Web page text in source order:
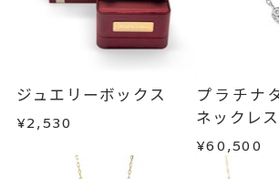
ダイヤモンドネック
K10YGネックレス
ハートネックレス
ご注文いただいてから在庫状況
・在庫のご用意ができる場合： 約
内を目安に発送いたします。
・受注生産となる場合： 商品ペー
返品・交換
以下の場合、商品の返
は承りかねます。
・一度ご使用になった商品
・受注生産の商品
・お客さまのお手元で傷や汚れが
・到着後ご連絡無く7日以上経過し
・刻印をお入れした商品
ジュエリーボックス
¥2,530
プラチナ
ネックレス
¥60,500